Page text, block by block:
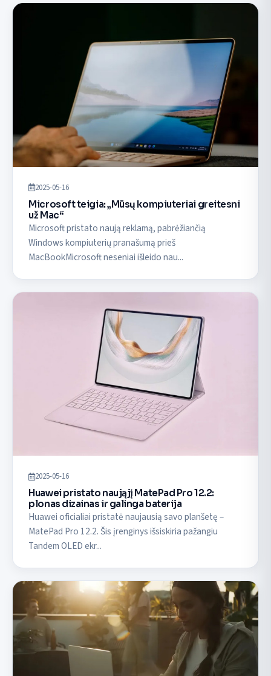
2025-05-16
Microsoft teigia: „Mūsų kompiuteriai greitesni
už Mac“
Microsoft pristato naują reklamą, pabrėžiančią
Windows kompiuterių pranašumą prieš
MacBookMicrosoft neseniai išleido nau...
2025-05-16
Huawei pristato naująjį MatePad Pro 12.2:
plonas dizainas ir galinga baterija
Huawei oficialiai pristatė naujausią savo planšetę –
MatePad Pro 12.2. Šis įrenginys išsiskiria pažangiu
Tandem OLED ekr...